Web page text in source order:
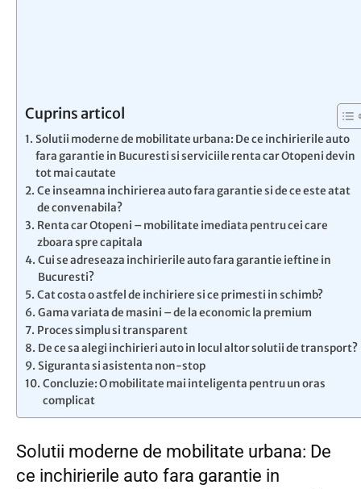
Cuprins articol
Solutii moderne de mobilitate urbana: De ce inchirierile auto
fara garantie in Bucuresti si serviciile renta car Otopeni devin
tot mai cautate
Ce inseamna inchirierea auto fara garantie si de ce este atat
de convenabila?
Renta car Otopeni – mobilitate imediata pentru cei care
zboara spre capitala
Cui se adreseaza inchirierile auto fara garantie ieftine in
Bucuresti?
Cat costa o astfel de inchiriere si ce primesti in schimb?
Gama variata de masini – de la economic la premium
Proces simplu si transparent
De ce sa alegi inchirieri auto in locul altor solutii de transport?
Siguranta si asistenta non-stop
Concluzie: O mobilitate mai inteligenta pentru un oras
complicat
Solutii moderne de mobilitate urbana: De
ce inchirierile auto fara garantie in